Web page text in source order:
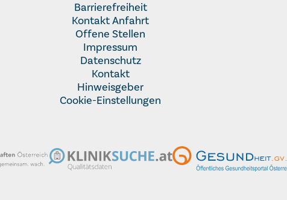
Barrierefreiheit
Kontakt Anfahrt
Offene Stellen
Impressum
Datenschutz
Kontakt
Hinweisgeber
Cookie-Einstellungen